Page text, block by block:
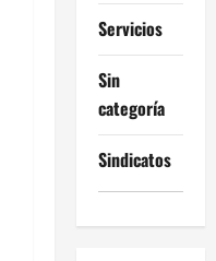
Servicios
Sin
categoría
Sindicatos